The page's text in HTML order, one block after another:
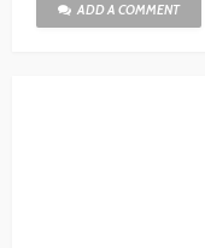
ADD A COMMENT